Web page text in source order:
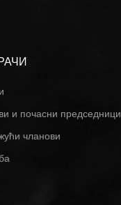
и почасни председници
чланови